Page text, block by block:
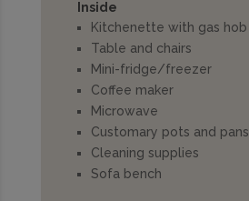
Inside
Kitchenette with gas hob
Table and chairs
Mini-fridge/freezer
Coffee maker
Microwave
Customary pots and pans
Cleaning supplies
Sofa bench